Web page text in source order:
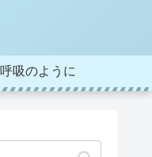
呼吸のように